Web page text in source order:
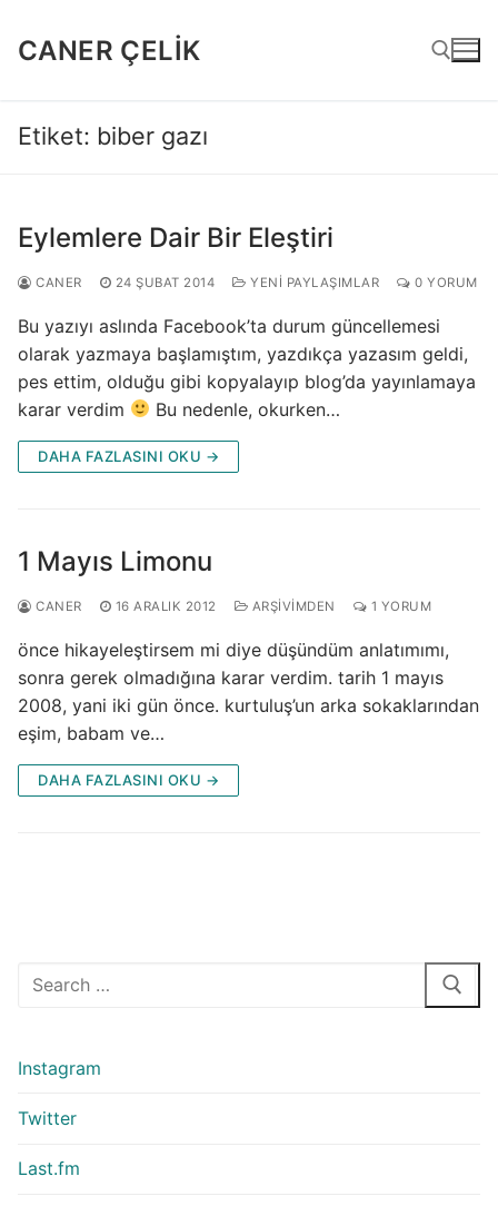
atlaCANER ÇELIK
Etiket: biber gazı
Eylemlere Dair Bir Eleştiri
CANER 24 ŞUBAT 2014 YENI PAYLAŞIMLAR 0 YORUM
Bu yazıyı aslında Facebook’ta durum güncellemesi
olarak yazmaya başlamıştım, yazdıkça yazasım geldi,
pes ettim, olduğu gibi kopyalayıp blog’da yayınlamaya
karar verdim
Bu nedenle, okurken…
DAHA FAZLASINI OKU →
1 Mayıs Limonu
CANER 16 ARALIK 2012 ARŞIVIMDEN 1 YORUM
önce hikayeleştirsem mi diye düşündüm anlatımımı,
sonra gerek olmadığına karar verdim. tarih 1 mayıs
2008, yani iki gün önce. kurtuluş’un arka sokaklarından
eşim, babam ve…
DAHA FAZLASINI OKU →
Arama:
Instagram
Twitter
Last.fm